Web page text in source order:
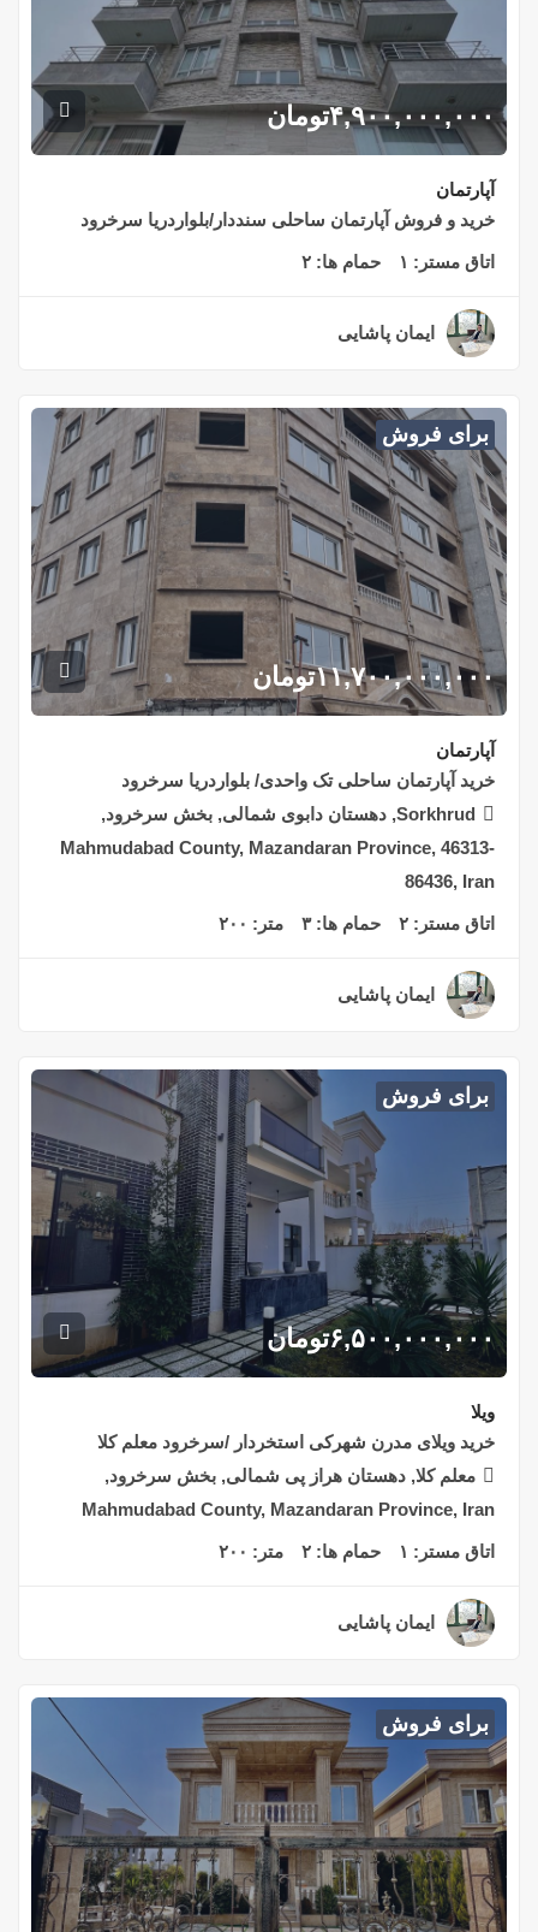
۴,۹۰۰,۰۰۰,۰۰۰تومان
آپارتمان
خرید و فروش آپارتمان ساحلی سنددار/بلواردریا سرخرود
اتاق مستر: ۱ حمام ها: ۲
ایمان پاشایی
برای فروش
۱۱,۷۰۰,۰۰۰,۰۰۰تومان
آپارتمان
خرید آپارتمان ساحلی تک واحدی/ بلواردریا سرخرود
Sorkhrud, دهستان دابوی شمالی, بخش سرخرود,
Mahmudabad County, Mazandaran Province, 46313-
86436, Iran
اتاق مستر: ۲ حمام ها:۳ متر: ۲۰۰
ایمان پاشایی
برای فروش
۶,۵۰۰,۰۰۰,۰۰۰تومان
ویلا
خرید ویلای مدرن شهرکی استخردار /سرخرود معلم کلا
معلم کلا, دهستان هراز پی شمالی, بخش سرخرود,
Mahmudabad County, Mazandaran Province, Iran
اتاق مستر: ۱ حمام ها: ۲ متر: ۲۰۰
ایمان پاشایی
برای فروش